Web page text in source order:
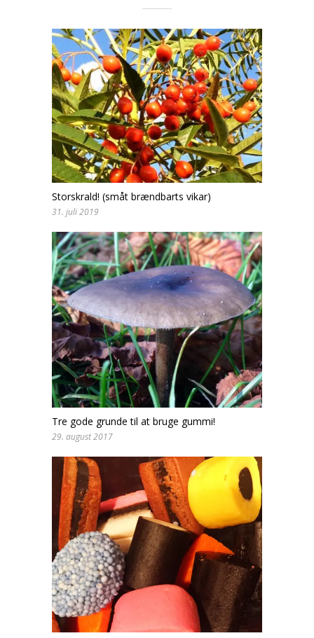
Storskrald! (småt brændbarts vikar)
31. juli 2019
Tre gode grunde til at bruge gummi!
29. august 2017